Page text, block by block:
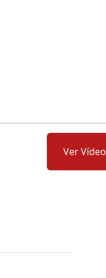
Ver Vídeo